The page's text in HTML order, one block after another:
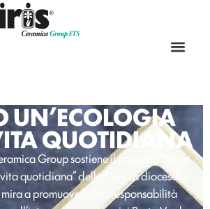
UN’ECOLOGIA
QUOTIDIANA
Group sostiene il progetto “Verso
quotidiana” della Caritas diocesana
mira a promuovere una responsabilità